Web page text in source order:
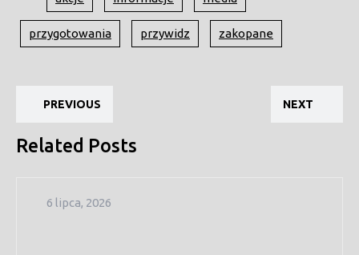
przygotowania przywidz zakopane
wpisu
PREVIOUS NEXT
Related Posts
6 lipca, 20266